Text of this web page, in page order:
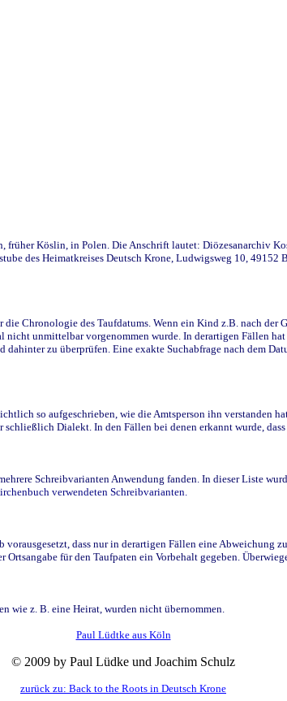
Köslin, in Polen. Die Anschrift lautet: Diözesanarchiv
des Heimatkreises Deutsch Krone, Ludwigsweg 10,
Chronologie des Taufdatums. Wenn ein Kind z.B. nach
unmittelbar vorgenommen wurde. In derartigen Fällen
zu überprüfen. Eine exakte Suchabfrage nach dem
so aufgeschrieben, wie die Amtsperson ihn verstanden
Dialekt. In den Fällen bei denen erkannt wurde,
Schreibvarianten Anwendung fanden. In dieser Liste
verwendeten Schreibvarianten.
dass nur in derartigen Fällen eine Abweichung
für den Taufpaten ein Vorbehalt gegeben.
wie z. B. eine Heirat, wurden nicht übernommen.
Paul Lüdtke aus Köln
© 2009 by Paul Lüdke und Joachim Schulz
zurück zu: Back to the Roots in Deutsch Krone